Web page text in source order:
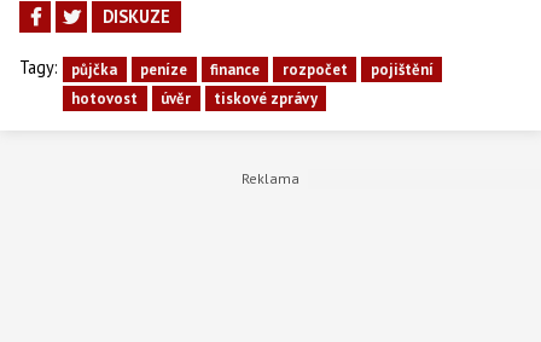
DISKUZE
Tagy: půjčka peníze finance rozpočet
pojištění
hotovost
úvěr tiskové zprávy